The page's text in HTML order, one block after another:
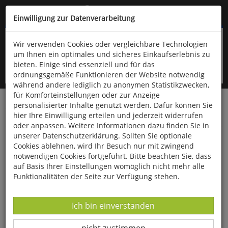
Kompletten Head der Seite überspringen
oder (06766) 9323-960
Startseite Bücher Downloads
Zeitschriften
Der Falke
Hassen - Gemeinsamer Angriff auf den Feind
Einwilligung zur Datenverarbeitung
Wir verwenden Cookies oder vergleichbare Technologien
um Ihnen ein optimales und sicheres Einkaufserlebnis zu
bieten. Einige sind essenziell und für das
ordnungsgemäße Funktionieren der Website notwendig
während andere lediglich zu anonymen Statistikzwecken,
für Komforteinstellungen oder zur Anzeige
personalisierter Inhalte genutzt werden. Dafür können Sie
hier Ihre Einwilligung erteilen und jederzeit widerrufen
oder anpassen. Weitere Informationen dazu finden Sie in
unserer Datenschutzerklärung. Sollten Sie optionale
Cookies ablehnen, wird Ihr Besuch nur mit zwingend
notwendigen Cookies fortgeführt. Bitte beachten Sie, dass
auf Basis Ihrer Einstellungen womöglich nicht mehr alle
Funktionalitäten der Seite zur Verfügung stehen.
Datenverarbeitung -
Ich bin einverstanden